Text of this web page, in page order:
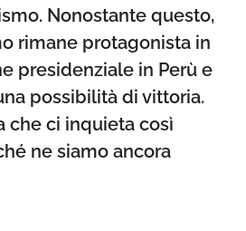
Nonostante questo,
rimane protagonista in
presidenziale in Perù e
possibilità di vittoria.
che ci inquieta così
ne siamo ancora